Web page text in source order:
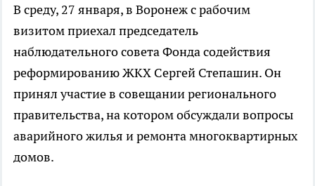
В среду, 27 января, в Воронеж с рабочим
визитом приехал председатель
наблюдательного совета Фонда содействия
реформированию ЖКХ Сергей Степашин. Он
принял участие в совещании регионального
правительства, на котором обсуждали вопросы
аварийного жилья и ремонта многоквартирных
домов.